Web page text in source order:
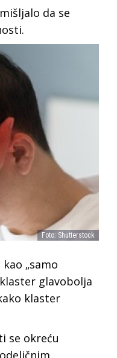
da se
Foto: Shutterstock
„samo
glavobolja
klaster
se okreću